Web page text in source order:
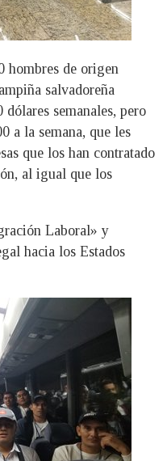
hombres de origen
salvadoreña
semanales, pero
a la semana, que les
que los han contratado
al igual que los
Laboral» y
hacia los Estados